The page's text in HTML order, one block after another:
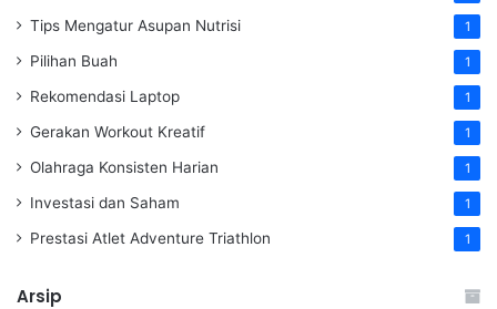
Tips Mengatur Asupan Nutrisi 1
Pilihan Buah 1
Rekomendasi Laptop 1
Gerakan Workout Kreatif 1
Olahraga Konsisten Harian 1
Investasi dan Saham 1
Prestasi Atlet Adventure Triathlon 1
Arsip